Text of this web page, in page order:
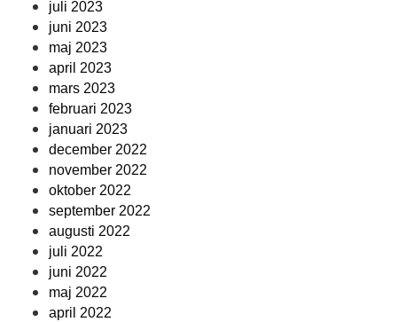
juli 2023
juni 2023
maj 2023
april 2023
mars 2023
februari 2023
januari 2023
december 2022
november 2022
oktober 2022
september 2022
augusti 2022
juli 2022
juni 2022
maj 2022
april 2022